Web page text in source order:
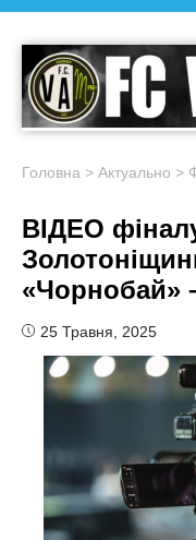
Головна > Актуально >
ВІДЕО
«Чорнобай»
25 Травня, 2025